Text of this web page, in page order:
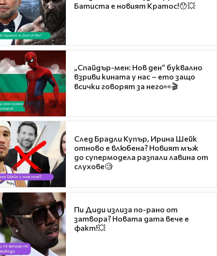
Батиста е новият Кратос!😯💥
„Спайдър-мен: Нов ден“ буквално
взриви кината у нас – ето защо
всички говорят за него👀🎬
След Брадли Купър, Ирина Шейк
отново е влюбена? Новият мъж
до супермодела разпали лавина от
слухове🧐
Пи Диди излиза по-рано от
затвора? Новата дата вече е
факт!💥